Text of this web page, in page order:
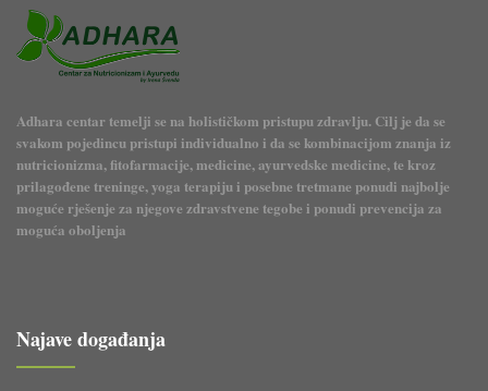
Adhara centar temelji se na holističkom pristupu zdravlju. Cilj je da se
svakom pojedincu pristupi individualno i da se kombinacijom znanja iz
nutricionizma, fitofarmacije, medicine, ayurvedske medicine, te kroz
prilagođene treninge, yoga terapiju i posebne tretmane ponudi najbolje
moguće rješenje za njegove zdravstvene tegobe i ponudi prevencija za
moguća oboljenja
Najave događanja